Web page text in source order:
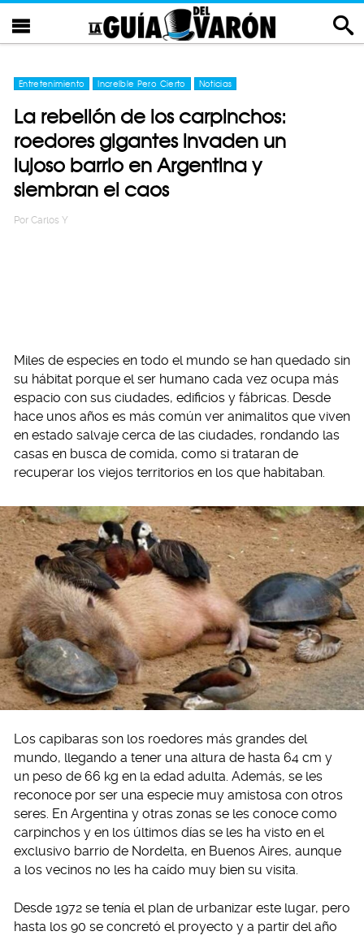
Entretenimiento Increíble Pero Cierto Noticias
La rebelión de los carpinchos:
roedores gigantes invaden un
lujoso barrio en Argentina y
siembran el caos
Por Carlos Y
Miles de especies en todo el mundo se han quedado sin
su hábitat porque el ser humano cada vez ocupa más
espacio con sus ciudades, edificios y fábricas. Desde
hace unos años es más común ver animalitos que viven
en estado salvaje cerca de las ciudades, rondando las
casas en busca de comida, como si trataran de
recuperar los viejos territorios en los que habitaban.
Los capibaras son los roedores más grandes del
mundo, llegando a tener una altura de hasta 64 cm y
un peso de 66 kg en la edad adulta. Además, se les
reconoce por ser una especie muy amistosa con otros
seres. En Argentina y otras zonas se les conoce como
carpinchos y en los últimos días se les ha visto en el
exclusivo barrio de Nordelta, en Buenos Aires, aunque
a los vecinos no les ha caído muy bien su visita.
Desde 1972 se tenía el plan de urbanizar este lugar, pero
hasta los 90 se concretó el proyecto y a partir del año